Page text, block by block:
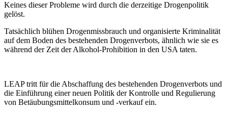
Keines dieser Probleme wird durch die derzeitige Drogenpolitik
gelöst.
Tatsächlich blühen Drogenmissbrauch und organisierte Kriminalität
auf dem Boden des bestehenden Drogenverbots, ähnlich wie sie es
während der Zeit der Alkohol-Prohibition in den USA taten.
LEAP tritt für die Abschaffung des bestehenden Drogenverbots und
die Einführung einer neuen Politik der Kontrolle und Regulierung
von Betäubungsmittelkonsum und -verkauf ein.